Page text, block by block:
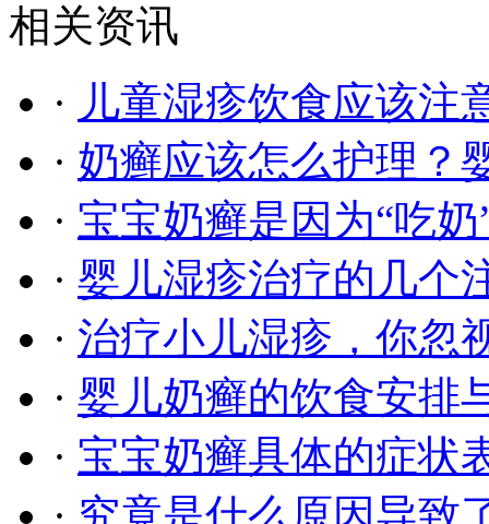
相关资讯
· 儿童湿疹饮食应该注
· 奶癣应该怎么护理？
· 宝宝奶癣是因为“吃
· 婴儿湿疹治疗的几个
· 治疗小儿湿疹，你忽
· 婴儿奶癣的饮食安排
· 宝宝奶癣具体的症状
· 究竟是什么原因导致